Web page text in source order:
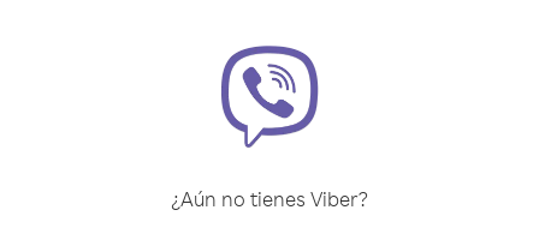
¿Aún no tienes Viber?